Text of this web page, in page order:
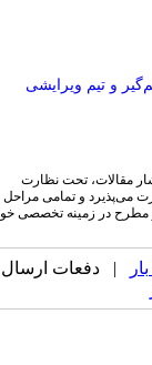
و تیم ویرایشی
مقالات، تحت نظارت
و تمامی مراحل
در زمینه تخصصی خود
| دفعات ارسال